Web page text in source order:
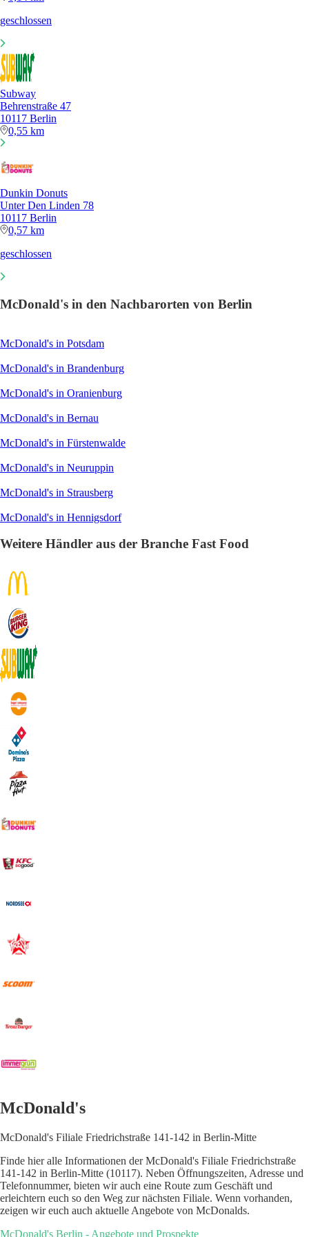
geschlossen
Subway
Behrenstraße 47
10117 Berlin
0,55 km
Dunkin Donuts
Unter Den Linden 78
10117 Berlin
0,57 km
geschlossen
McDonald's in den Nachbarorten von Berlin
McDonald's in Potsdam
McDonald's in Brandenburg
McDonald's in Oranienburg
McDonald's in Bernau
McDonald's in Fürstenwalde
McDonald's in Neuruppin
McDonald's in Strausberg
McDonald's in Hennigsdorf
Weitere Händler aus der Branche Fast Food
McDonald's
McDonald's Filiale Friedrichstraße 141-142 in Berlin-Mitte
Finde hier alle Informationen der McDonald's Filiale Friedrichstraße
141-142 in Berlin-Mitte (10117). Neben Öffnungszeiten, Adresse und
Telefonnummer, bieten wir auch eine Route zum Geschäft und
erleichtern euch so den Weg zur nächsten Filiale. Wenn vorhanden,
zeigen wir euch auch aktuelle Angebote von McDonalds.
McDonald's Berlin - Angebote und Prospekte